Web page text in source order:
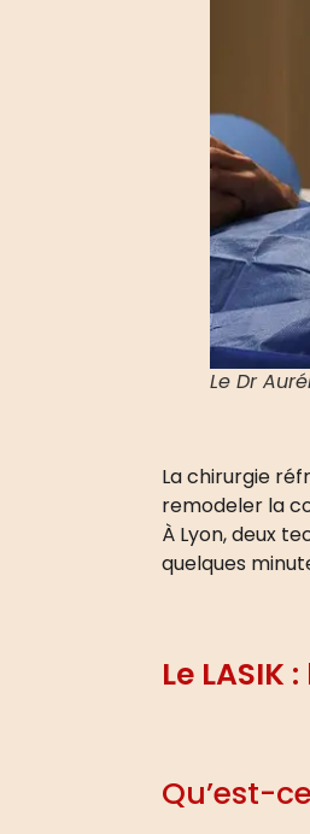
Le Dr
La chirurgie
remodeler la
À Lyon, deux
quelques
Le
Qu’est-